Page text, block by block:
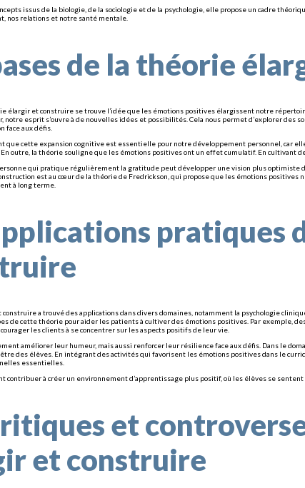
issus de la biologie, de la sociologie et de la psychologie, elle propose un cadre
nos relations et notre santé mentale.
de la théorie
élargir et construire se trouve l’idée que les émotions positives élargissent notre
notre esprit s’ouvre à de nouvelles idées et possibilités. Cela nous permet d’explorer des
face aux défis.
que cette expansion cognitive est essentielle pour notre développement personnel, car
outre, la théorie souligne que les émotions positives ont un effet cumulatif. En cultivant
qui pratique régulièrement la gratitude peut développer une vision plus optimiste
est au cœur de la théorie de Fredrickson, qui propose que les émotions
à long terme.
pratiques
a trouvé des applications dans divers domaines, notamment la psychologie
de cette théorie pour aider les patients à cultiver des émotions positives. Par exemple,
les clients à se concentrer sur les aspects positifs de leur vie.
améliorer leur humeur, mais aussi renforcer leur résilience face aux défis. Dans le
des élèves. En intégrant des activités qui favorisent les émotions positives dans le
essentielles.
contribuer à créer un environnement d’apprentissage plus positif, où les élèves se
et
et construire